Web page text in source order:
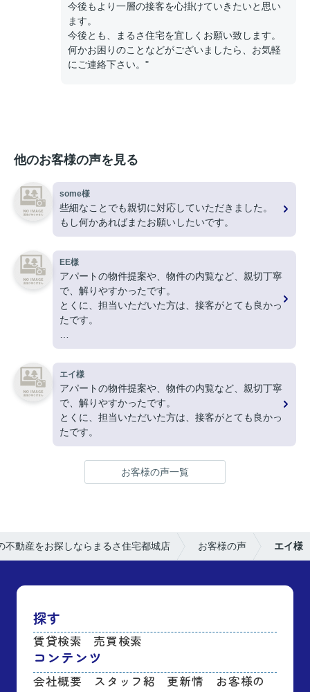
今後もより一層の接客を心掛けていきたいと思い
ます。
今後とも、まるさ住宅を宜しくお願い致します。
何かお困りのことなどがございましたら、お気軽
にご連絡下さい。"
他のお客様の声を見る
some様
些細なことでも親切に対応していただきました。
もし何かあればまたお願いしたいです。
EE様
アパートの物件提案や、物件の内覧など、親切丁寧
で、解りやすかったです。
とくに、担当いただいた方は、接客がとても良かっ
たです。
ありがとうございました。
エイ様
アパートの物件提案や、物件の内覧など、親切丁寧
で、解りやすかったです。
とくに、担当いただいた方は、接客がとても良かっ
たです。
お客様の声一覧
不動産をお探しならまるさ住宅都城店 お客様の声 エイ様
探す
賃貸検索 売買検索
コンテンツ
会社概要
スタッフ紹
更新情
お客様の